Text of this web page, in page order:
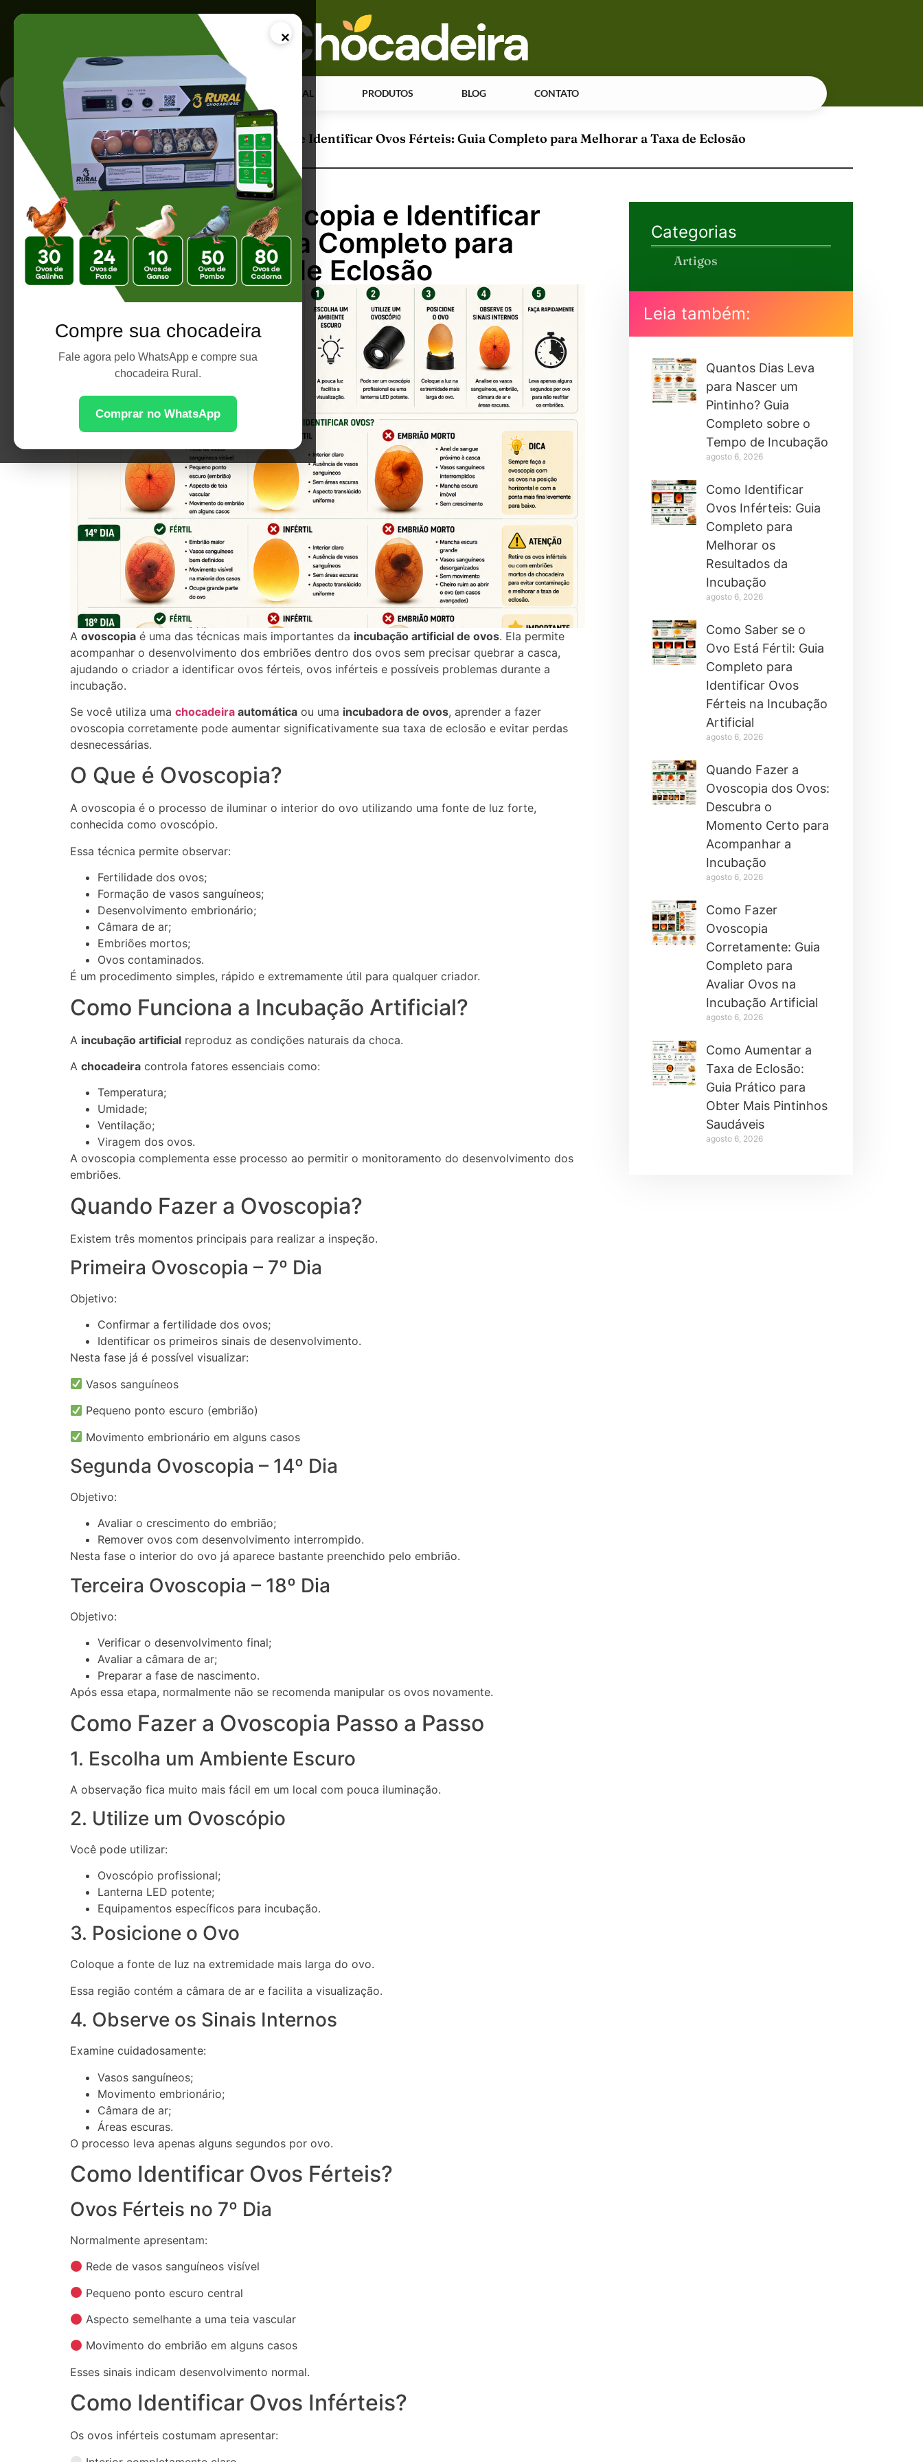
×
Compre sua chocadeira
Fale agora pelo WhatsApp e compre sua
chocadeira Rural.
Comprar no WhatsApp
PÁGINA INICIAL PRODUTOS BLOG CONTATO
Página Inicial |Como Fazer Ovoscopia e Identificar Ovos Férteis: Guia Completo para Melhorar a Taxa de Eclosão
Como Fazer Ovoscopia e Identificar
Ovos Férteis: Guia Completo para
Melhorar a Taxa de Eclosão
A ovoscopia é uma das técnicas mais importantes da incubação artificial de ovos. Ela permite
acompanhar o desenvolvimento dos embriões dentro dos ovos sem precisar quebrar a casca,
ajudando o criador a identificar ovos férteis, ovos inférteis e possíveis problemas durante a
incubação.
Se você utiliza uma chocadeira automática ou uma incubadora de ovos, aprender a fazer
ovoscopia corretamente pode aumentar significativamente sua taxa de eclosão e evitar perdas
desnecessárias.
O Que é Ovoscopia?
A ovoscopia é o processo de iluminar o interior do ovo utilizando uma fonte de luz forte,
conhecida como ovoscópio.
Essa técnica permite observar:
Fertilidade dos ovos;
Formação de vasos sanguíneos;
Desenvolvimento embrionário;
Câmara de ar;
Embriões mortos;
Ovos contaminados.
É um procedimento simples, rápido e extremamente útil para qualquer criador.
Como Funciona a Incubação Artificial?
A incubação artificial reproduz as condições naturais da choca.
A chocadeira controla fatores essenciais como:
Temperatura;
Umidade;
Ventilação;
Viragem dos ovos.
A ovoscopia complementa esse processo ao permitir o monitoramento do desenvolvimento dos
embriões.
Quando Fazer a Ovoscopia?
Existem três momentos principais para realizar a inspeção.
Primeira Ovoscopia – 7º Dia
Objetivo:
Confirmar a fertilidade dos ovos;
Identificar os primeiros sinais de desenvolvimento.
Nesta fase já é possível visualizar:
Vasos sanguíneos
Pequeno ponto escuro (embrião)
Movimento embrionário em alguns casos
Segunda Ovoscopia – 14º Dia
Objetivo:
Avaliar o crescimento do embrião;
Remover ovos com desenvolvimento interrompido.
Nesta fase o interior do ovo já aparece bastante preenchido pelo embrião.
Terceira Ovoscopia – 18º Dia
Objetivo:
Verificar o desenvolvimento final;
Avaliar a câmara de ar;
Preparar a fase de nascimento.
Após essa etapa, normalmente não se recomenda manipular os ovos novamente.
Como Fazer a Ovoscopia Passo a Passo
1. Escolha um Ambiente Escuro
A observação fica muito mais fácil em um local com pouca iluminação.
2. Utilize um Ovoscópio
Você pode utilizar:
Ovoscópio profissional;
Lanterna LED potente;
Equipamentos específicos para incubação.
3. Posicione o Ovo
Coloque a fonte de luz na extremidade mais larga do ovo.
Essa região contém a câmara de ar e facilita a visualização.
4. Observe os Sinais Internos
Examine cuidadosamente:
Vasos sanguíneos;
Movimento embrionário;
Câmara de ar;
Áreas escuras.
O processo leva apenas alguns segundos por ovo.
Como Identificar Ovos Férteis?
Ovos Férteis no 7º Dia
Normalmente apresentam:
Rede de vasos sanguíneos visível
Pequeno ponto escuro central
Aspecto semelhante a uma teia vascular
Movimento do embrião em alguns casos
Esses sinais indicam desenvolvimento normal.
Como Identificar Ovos Inférteis?
Os ovos inférteis costumam apresentar:
Categorias
Artigos
Leia também:
Quantos Dias Leva
para Nascer um
Pintinho? Guia
Completo sobre o
Tempo de Incubação
agosto 6, 2026
Como Identificar
Ovos Inférteis: Guia
Completo para
Melhorar os
Resultados da
Incubação
agosto 6, 2026
Como Saber se o
Ovo Está Fértil: Guia
Completo para
Identificar Ovos
Férteis na Incubação
Artificial
agosto 6, 2026
Quando Fazer a
Ovoscopia dos Ovos:
Descubra o
Momento Certo para
Acompanhar a
Incubação
agosto 6, 2026
Como Fazer
Ovoscopia
Corretamente: Guia
Completo para
Avaliar Ovos na
Incubação Artificial
agosto 6, 2026
Como Aumentar a
Taxa de Eclosão:
Guia Prático para
Obter Mais Pintinhos
Saudáveis
agosto 6, 2026